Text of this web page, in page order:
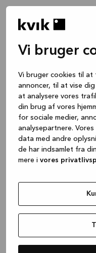
Vi bruger
Vi bruger cookies til at
annoncer, til at vise
at analysere vores
din brug af vores
for sociale medier,
analysepartnere.
data med andre
de har indsamlet fra
mere i vores